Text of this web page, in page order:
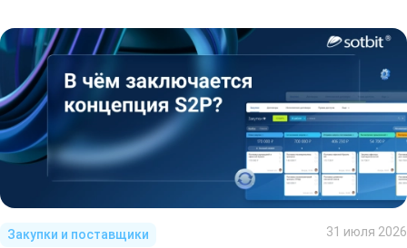
Закупки и поставщики 31 июля 2026